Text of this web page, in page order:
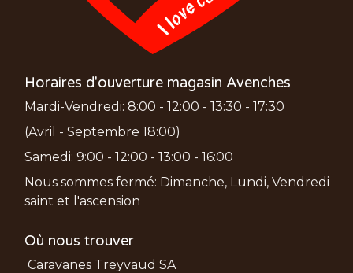
Horaires d'ouverture magasin Avenches
Mardi-Vendredi: 8:00 - 12:00 - 13:30 - 17:30
(Avril - Septembre 18:00)
Samedi: 9:00 - 12:00 - 13:00 - 16:00
Nous sommes fermé: Dimanche, Lundi, Vendredi
saint et l'ascension
Où nous trouver
Caravanes Treyvaud SA